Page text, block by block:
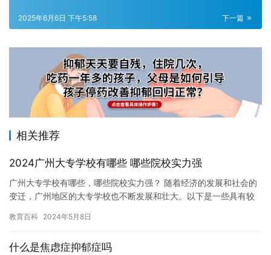
下一篇
2025年6月6日 下午5:58
相关推荐
2024广州大专学校有哪些 哪些院校实力强
广州大专学校有哪些，哪些院校实力强？ 随着经济的发展和社会的
变迁，广州地区的大专学校也不断发展和壮大。以下是一些具有较
教育百科 2024年5月8日
什么是焦虑症抑郁症吗